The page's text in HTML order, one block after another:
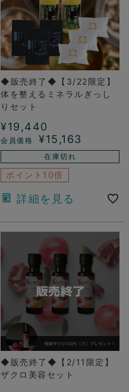
◆販売終了◆【3/22限定】
体を整えるミネラルぎっし
りセット
¥19,440
¥15,163
在庫切れ
ポイント10倍
詳細を見る
◆販売終了◆【2/11限定】
ザクロ美容セット